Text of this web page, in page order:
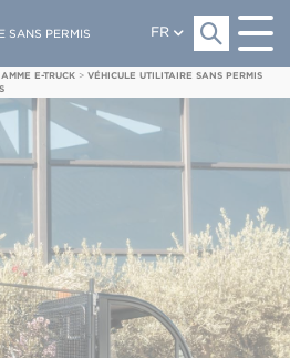
SANS PERMIS FR
E-TRUCK > VÉHICULE UTILITAIRE SANS PERMIS